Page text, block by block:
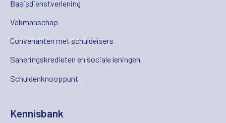
Basisdienstverlening
Vakmanschap
Convenanten met schuldeisers
Saneringskredieten en sociale leningen
Schuldenknooppunt
Kennisbank